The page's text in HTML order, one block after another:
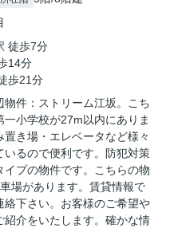
徒歩7分
14分
歩21分
件：ストリーム江坂。こち
小学校が27m以内にありま
き場・エレベータなど様々
いるので便利です。防犯対策
イプの物件です。こちらの物
場があります。賃貸情報で
絡下さい。お客様のご希望や
紹介をいたします。確かな情